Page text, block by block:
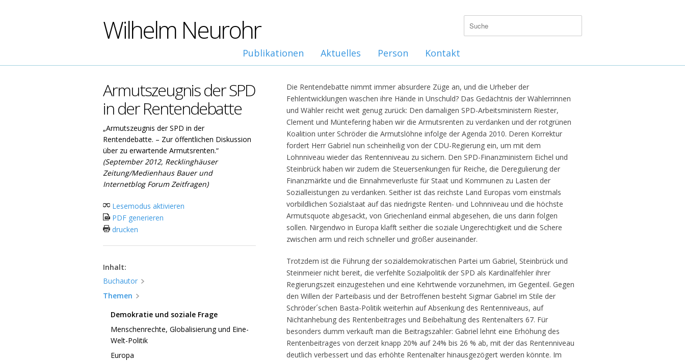
Wilhelm Neurohr
Publikationen Aktuelles Person Kontakt
Armutszeugnis der SPD
in der Rentendebatte
„Armutszeugnis der SPD in der
Rentendebatte. – Zur öffentlichen Diskussion
über zu erwartende Armutsrenten.“
(September 2012, Recklinghäuser
Zeitung/Medienhaus Bauer und
Internetblog Forum Zeitfragen)
Lesemodus aktivieren
PDF generieren
drucken
Inhalt:
Buchautor
Themen
Demokratie und soziale Frage
Menschenrechte, Globalisierung und Eine-
Welt-Politik
Europa
Die Rentendebatte nimmt immer absurdere Züge an, und die Urheber der
Fehlentwicklungen waschen ihre Hände in Unschuld? Das Gedächtnis der Wählerrinnen
und Wähler reicht weit genug zurück: Den damaligen SPD-Arbeitsministern Riester,
Clement und Müntefering haben wir die Armutsrenten zu verdanken und der rotgrünen
Koalition unter Schröder die Armutslöhne infolge der Agenda 2010. Deren Korrektur
fordert Herr Gabriel nun scheinheilig von der CDU-Regierung ein, um mit dem
Lohnniveau wieder das Rentenniveau zu sichern. Den SPD-Finanzministern Eichel und
Steinbrück haben wir zudem die Steuersenkungen für Reiche, die Deregulierung der
Finanzmärkte und die Einnahmeverluste für Staat und Kommunen zu Lasten der
Sozialleistungen zu verdanken. Seither ist das reichste Land Europas vom einstmals
vorbildlichen Sozialstaat auf das niedrigste Renten- und Lohnniveau und die höchste
Armutsquote abgesackt, von Griechenland einmal abgesehen, die uns darin folgen
sollen. Nirgendwo in Europa klafft seither die soziale Ungerechtigkeit und die Schere
zwischen arm und reich schneller und größer auseinander.
Trotzdem ist die Führung der sozialdemokratischen Partei um Gabriel, Steinbrück und
Steinmeier nicht bereit, die verfehlte Sozialpolitik der SPD als Kardinalfehler ihrer
Regierungszeit einzugestehen und eine Kehrtwende vorzunehmen, im Gegenteil. Gegen
den Willen der Parteibasis und der Betroffenen besteht Sigmar Gabriel im Stile der
Schröder´schen Basta-Politik weiterhin auf Absenkung des Rentenniveaus, auf
Nichtanhebung des Rentenbeitrages und Beibehaltung des Rentenalters 67. Für
besonders dumm verkauft man die Beitragszahler: Gabriel lehnt eine Erhöhung des
Rentenbeitrages von derzeit knapp 20% auf 24% bis 26 % ab, mit der das Rentenniveau
deutlich verbessert und das erhöhte Rentenalter hinausgezögert werden könnte. Im